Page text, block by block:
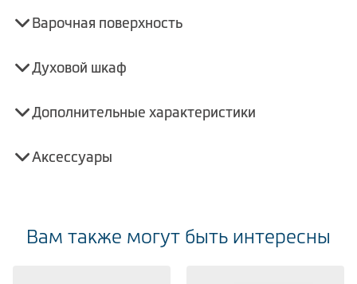
Варочная поверхность
Духовой шкаф
Дополнительные характеристики
Аксессуары
Вам также могут быть интересны